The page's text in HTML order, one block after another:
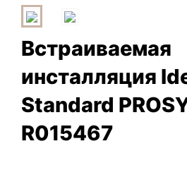
Встраиваемая
инсталляция
Standard
R015467